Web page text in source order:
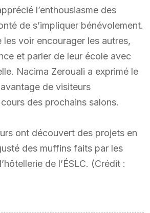
l’enthousiasme des
de s’impliquer bénévolement.
les voir encourager les autres,
et parler de leur école avec
Nacima Zerouali a exprimé le
de visiteurs
des prochains salons.
ont découvert des projets en
des muffins faits par les
de l’ÉSLC. (Crédit :